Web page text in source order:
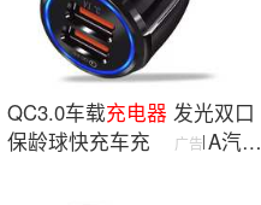
QC3.0车载充电器 发光双口
保龄球快充车充 5V3.1A汽车
广告